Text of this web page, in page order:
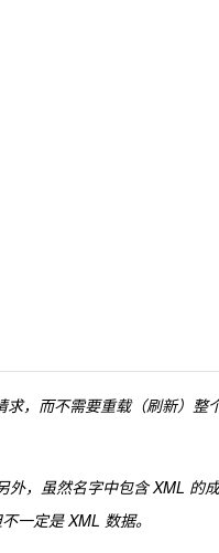
，而不需要重载（刷新）整
外，虽然名字中包含 XML 的成
一定是 XML 数据。